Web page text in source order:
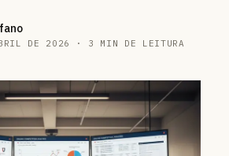
DE 2026 · 3 MIN DE LEITURA